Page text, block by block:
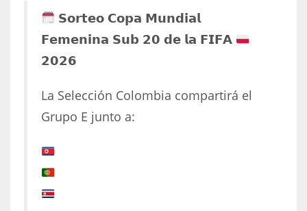
DAL
22
𝗦𝗼𝗿𝘁𝗲𝗼 𝗖𝗼𝗽𝗮 𝗠𝘂𝗻𝗱𝗶𝗮𝗹
𝗙𝗲𝗺𝗲𝗻𝗶𝗻𝗮 𝗦𝘂𝗯 𝟮𝟬 𝗱𝗲 𝗹𝗮 𝗙𝗜𝗙𝗔
𝟮𝟬𝟮𝟲
La Selección Colombia compartirá el
Grupo E junto a: